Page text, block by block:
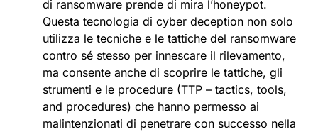
di ransomware prende di mira l’honeypot.
Questa tecnologia di cyber deception non solo
utilizza le tecniche e le tattiche del ransomware
contro sé stesso per innescare il rilevamento,
ma consente anche di scoprire le tattiche, gli
strumenti e le procedure (TTP – tactics, tools,
and procedures) che hanno permesso ai
malintenzionati di penetrare con successo nella